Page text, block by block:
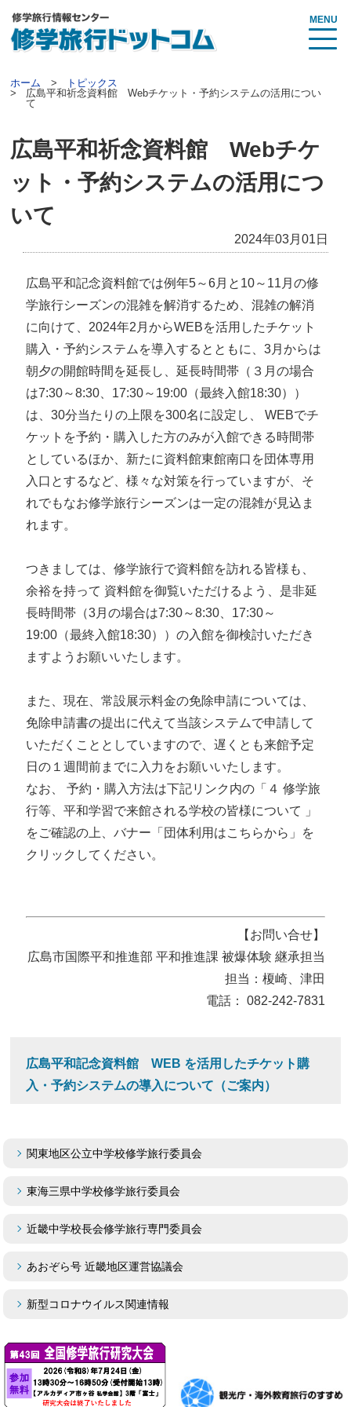
MENU
ホーム
トピックス
広島平和祈念資料館 Webチケット・予約システムの活用につい
て
広島平和祈念資料館 Webチケ
ット・予約システムの活用につ
いて
2024年03月01日
広島平和記念資料館では例年5～6月と10～11月の修
学旅行シーズンの混雑を解消するため、混雑の解消
に向けて、2024年2月からWEBを活用したチケット
購入・予約システムを導入するとともに、3月からは
朝夕の開館時間を延長し、延長時間帯（３月の場合
は7:30～8:30、17:30～19:00（最終入館18:30））
は、30分当たりの上限を300名に設定し、 WEBでチ
ケットを予約・購入した方のみが入館できる時間帯
としているほか、新たに資料館東館南口を団体専用
入口とするなど、様々な対策を行っていますが、そ
れでもなお修学旅行シーズンは一定の混雑が見込ま
れます。
つきましては、修学旅行で資料館を訪れる皆様も、
余裕を持って 資料館を御覧いただけるよう、是非延
長時間帯（3月の場合は7:30～8:30、17:30～
19:00（最終入館18:30））の入館を御検討いただき
ますようお願いいたします。
また、現在、常設展示料金の免除申請については、
免除申請書の提出に代えて当該システムで申請して
いただくこととしていますので、遅くとも来館予定
日の１週間前までに入力をお願いいたします。
なお、 予約・購入方法は下記リンク内の「４ 修学旅
行等、平和学習で来館される学校の皆様について 」
をご確認の上、バナー「団体利用はこちらから」を
クリックしてください。
【お問い合せ】
広島市国際平和推進部 平和推進課 被爆体験 継承担当
担当：榎崎、津田
電話： 082-242-7831
広島平和記念資料館 WEB を活用したチケット購
入・予約システムの導入について（ご案内）
関東地区公立中学校修学旅行委員会
東海三県中学校修学旅行委員会
近畿中学校長会修学旅行専門委員会
あおぞら号 近畿地区運営協議会
新型コロナウイルス関連情報